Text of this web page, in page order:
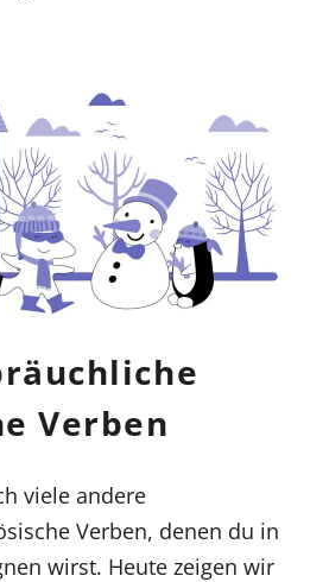
Verben
viele andere
Verben, denen du in
wirst. Heute zeigen wir